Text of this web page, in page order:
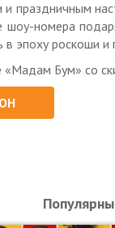
кабаре;
и праздничным
шоу-номера
в эпоху роскоши и
«Мадам Бум» со